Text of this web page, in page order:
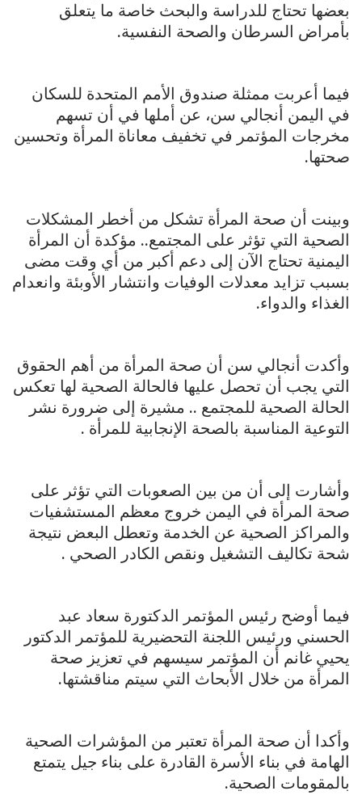
بعضها تحتاج للدراسة والبحث خاصة ما يتعلق
بأمراض السرطان والصحة النفسية.
فيما أعربت ممثلة صندوق الأمم المتحدة للسكان
في اليمن أنجالي سن، عن أملها في أن تسهم
مخرجات المؤتمر في تخفيف معاناة المرأة وتحسين
صحتها.
وبينت أن صحة المرأة تشكل من أخطر المشكلات
الصحية التي تؤثر على المجتمع.. مؤكدة أن المرأة
اليمنية تحتاج الآن إلى دعم أكبر من أي وقت مضى
بسبب تزايد معدلات الوفيات وانتشار الأوبئة وانعدام
الغذاء والدواء.
وأكدت أنجالي سن أن صحة المرأة من أهم الحقوق
التي يجب أن تحصل عليها فالحالة الصحية لها تعكس
الحالة الصحية للمجتمع .. مشيرة إلى ضرورة نشر
التوعية المناسبة بالصحة الإنجابية للمرأة .
وأشارت إلى أن من بين الصعوبات التي تؤثر على
صحة المرأة في اليمن خروج معظم المستشفيات
والمراكز الصحية عن الخدمة وتعطل البعض نتيجة
شحة تكاليف التشغيل ونقص الكادر الصحي .
فيما أوضح رئيس المؤتمر الدكتورة سعاد عبد
الحسني ورئيس اللجنة التحضيرية للمؤتمر الدكتور
يحيي غانم أن المؤتمر سيسهم في تعزيز صحة
المرأة من خلال الأبحاث التي سيتم مناقشتها.
وأكدا أن صحة المرأة تعتبر من المؤشرات الصحية
الهامة في بناء الأسرة القادرة على بناء جيل يتمتع
بالمقومات الصحية.